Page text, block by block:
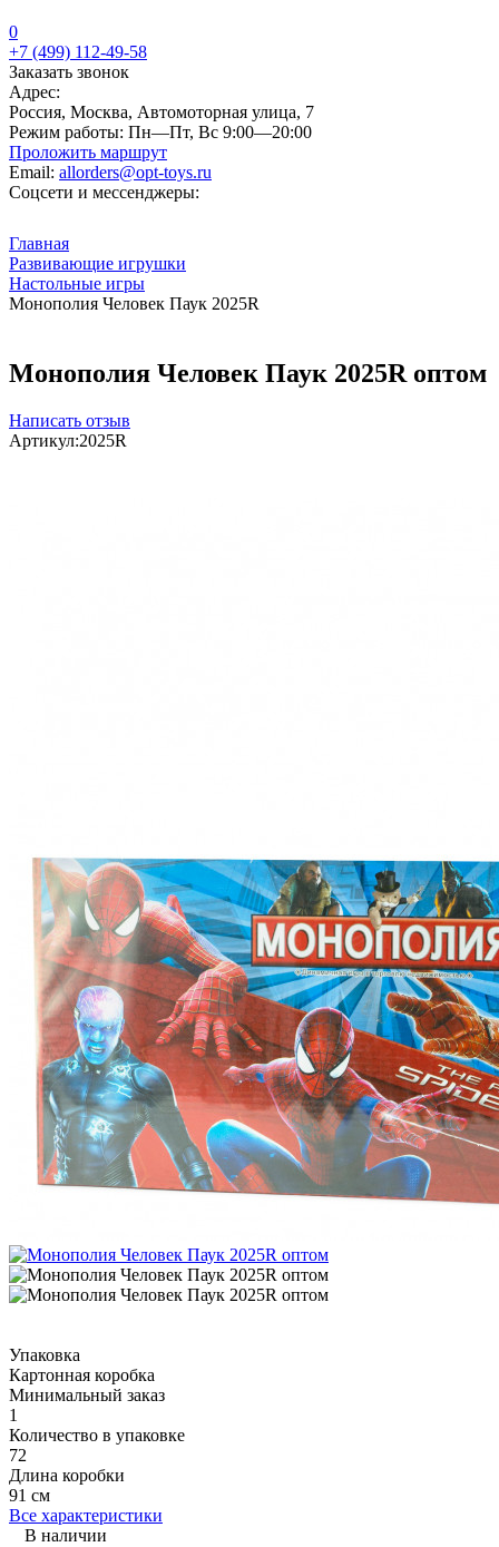
0
+7 (499) 112-49-58
Заказать звонок
Адрес:
Россия, Москва, Автомоторная улица, 7
Режим работы: Пн—Пт, Вс 9:00—20:00
Проложить маршрут
Email: allorders@opt-toys.ru
Соцсети и мессенджеры:
Главная
Развивающие игрушки
Настольные игры
Монополия Человек Паук 2025R
Монополия Человек Паук 2025R оптом
Написать отзыв
Артикул:2025R
Упаковка
Картонная коробка
Минимальный заказ
1
Количество в упаковке
72
Длина коробки
91 см
Все характеристики
В наличии